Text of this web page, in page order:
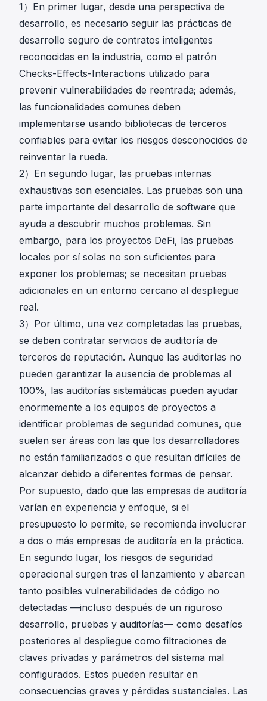
1）En primer lugar, desde una perspectiva de
desarrollo, es necesario seguir las prácticas de
desarrollo seguro de contratos inteligentes
reconocidas en la industria, como el patrón
Checks-Effects-Interactions utilizado para
prevenir vulnerabilidades de reentrada; además,
las funcionalidades comunes deben
implementarse usando bibliotecas de terceros
confiables para evitar los riesgos desconocidos de
reinventar la rueda.
2）En segundo lugar, las pruebas internas
exhaustivas son esenciales. Las pruebas son una
parte importante del desarrollo de software que
ayuda a descubrir muchos problemas. Sin
embargo, para los proyectos DeFi, las pruebas
locales por sí solas no son suficientes para
exponer los problemas; se necesitan pruebas
adicionales en un entorno cercano al despliegue
real.
3）Por último, una vez completadas las pruebas,
se deben contratar servicios de auditoría de
terceros de reputación. Aunque las auditorías no
pueden garantizar la ausencia de problemas al
100%, las auditorías sistemáticas pueden ayudar
enormemente a los equipos de proyectos a
identificar problemas de seguridad comunes, que
suelen ser áreas con las que los desarrolladores
no están familiarizados o que resultan difíciles de
alcanzar debido a diferentes formas de pensar.
Por supuesto, dado que las empresas de auditoría
varían en experiencia y enfoque, si el
presupuesto lo permite, se recomienda involucrar
a dos o más empresas de auditoría en la práctica.
En segundo lugar, los riesgos de seguridad
operacional surgen tras el lanzamiento y abarcan
tanto posibles vulnerabilidades de código no
detectadas —incluso después de un riguroso
desarrollo, pruebas y auditorías— como desafíos
posteriores al despliegue como filtraciones de
claves privadas y parámetros del sistema mal
configurados. Estos pueden resultar en
consecuencias graves y pérdidas sustanciales. Las